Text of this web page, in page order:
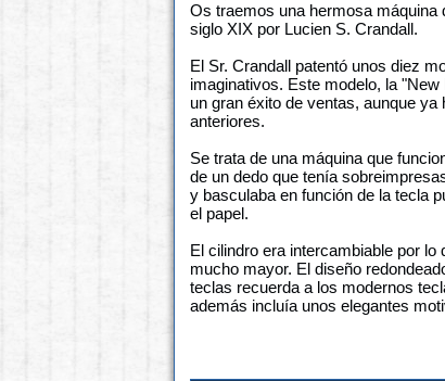
Os traemos una hermosa máquina
siglo XIX por Lucien S. Crandall.
El Sr. Crandall patentó unos diez
imaginativos. Este modelo, la
un gran éxito de ventas, aunque
anteriores.
Se trata de una máquina que
de un dedo que tenía
y basculaba en función de la tecla
el papel.
El cilindro era intercambiable por lo
mucho mayor. El diseño
teclas recuerda a los modernos
además incluía unos elegantes